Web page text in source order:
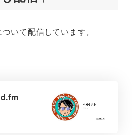
いて配信しています。